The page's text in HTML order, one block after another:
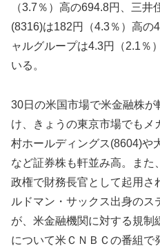
（3.7％）高の694.8円、三
(8316)は182円（4.3％）高の
ャルグループは4.3円（2.1％
いる。
30日の米国市場で米金融株が
け、きょうの東京市場でもメ
村ホールディングス(8604)や
など証券株も軒並み高。ま
政権で財務長官として起用さ
ルドマン・サックス出身の
が、米金融機関に対する規
について米ＣＮＢＣの番組で